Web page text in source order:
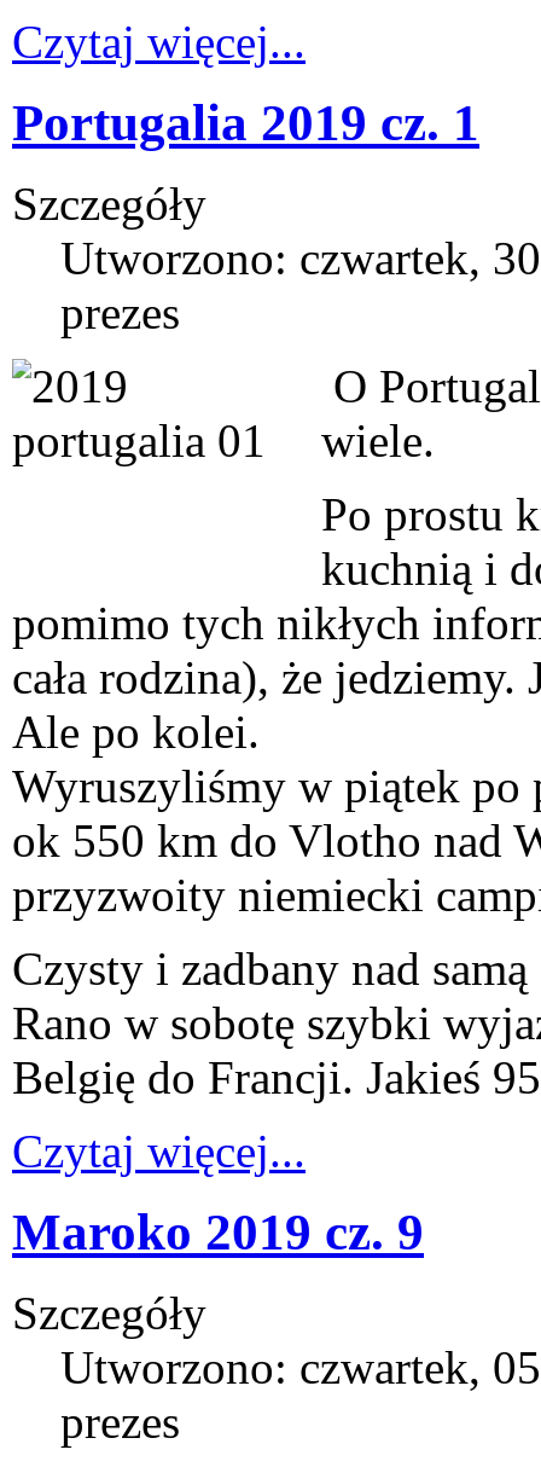
Czytaj więcej...
Portugalia 2019 cz. 1
Szczegóły
Utworzono: czwartek,
prezes
O
wiele.
Po prostu
kuchnią i
pomimo tych nikłych
cała rodzina), że
Ale po kolei.
Wyruszyliśmy w piątek po
ok 550 km do Vlotho nad
przyzwoity niemiecki
Czysty i zadbany nad
Rano w sobotę szybki
Belgię do Francji. Jakieś
Czytaj więcej...
Maroko 2019 cz. 9
Szczegóły
Utworzono: czwartek,
prezes